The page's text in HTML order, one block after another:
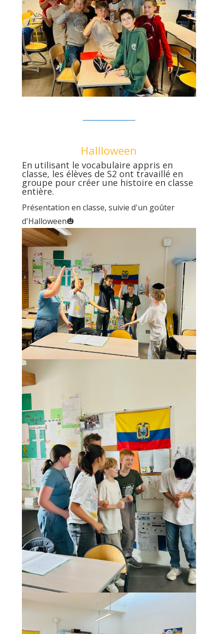
Hallloween
En utilisant le vocabulaire appris en
classe, les élèves de S2 ont travaillé en
groupe pour créer une histoire en classe
entière.
Présentation en classe, suivie d'un goûter
d'Halloween🎃